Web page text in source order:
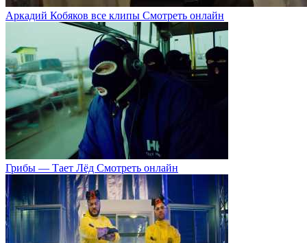
Аркадий Кобяков все клипы Смотреть онлайн
Грибы — Тает Лёд Смотреть онлайн